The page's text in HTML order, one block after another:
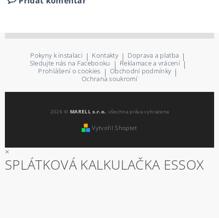
Pokyny k instalaci | Kontakty | Doprava a platba |
Sledujte nás na Facebooku | Reklamace a vrácení |
Prohlášení o cookies | Obchodní podmínky |
Ochrana soukromí
2026 © MARELL s.r.o. , všechna práva vyhrazena
Vytvořil Shoptet
×
SPLÁTKOVÁ KALKULAČKA ESSOX